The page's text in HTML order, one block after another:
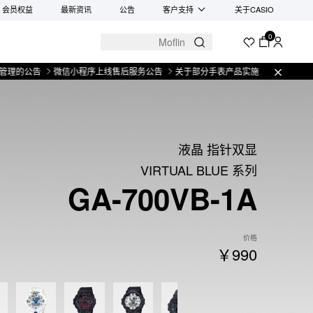
会员权益 最新资讯 公告 客户支持 关于CASIO
0
微信小程序上线售后服务公告 关于部分手表产品实施【一物一码】管理的公
液晶 指针双显
VIRTUAL BLUE 系列
GA-700VB-1A
价格
￥990